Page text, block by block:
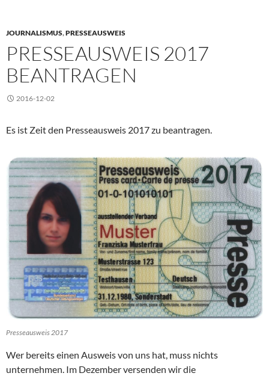
JOURNALISMUS,PRESSEAUSWEIS
PRESSEAUSWEIS 2017
BEANTRAGEN
2016-12-02
Es ist Zeit den Presseausweis 2017 zu beantragen.
Presseausweis 2017
Wer bereits einen Ausweis von uns hat, muss nichts
unternehmen. Im Dezember versenden wir die